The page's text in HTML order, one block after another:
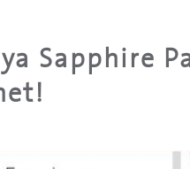
Sapphire